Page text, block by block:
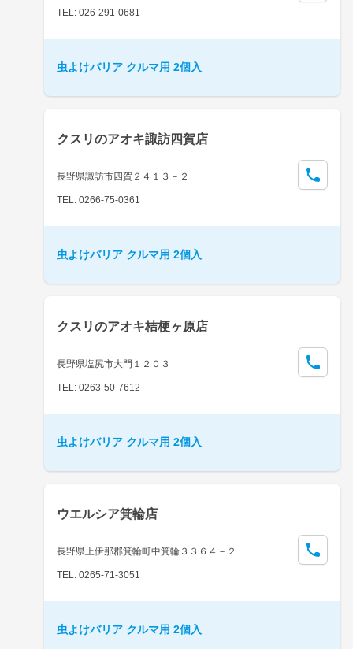
TEL: 026-291-0681
虫よけバリア クルマ用 2個入
クスリのアオキ諏訪四賀店
長野県諏訪市四賀２４１３－２
TEL: 0266-75-0361
虫よけバリア クルマ用 2個入
クスリのアオキ桔梗ヶ原店
長野県塩尻市大門１２０３
TEL: 0263-50-7612
虫よけバリア クルマ用 2個入
ウエルシア箕輪店
長野県上伊那郡箕輪町中箕輪３３６４－２
TEL: 0265-71-3051
虫よけバリア クルマ用 2個入